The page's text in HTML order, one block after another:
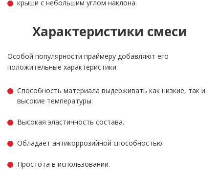
крыши с небольшим углом наклона.
Характеристики смеси
Особой популярности праймеру добавляют его
положительные характеристики:
Способность материала выдерживать как низкие, так и
высокие температуры.
Высокая эластичность состава.
Обладает антикоррозийной способностью.
Простота в использовании.